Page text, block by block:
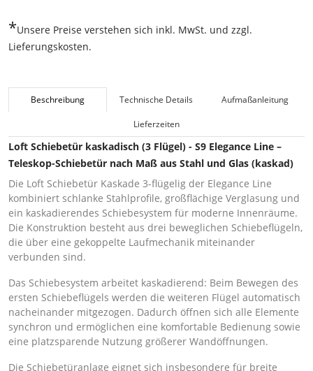
*Unsere Preise verstehen sich inkl. MwSt. und zzgl.
Lieferungskosten.
Beschreibung Technische Details Aufmaßanleitung
Lieferzeiten
Loft Schiebetür kaskadisch (3 Flügel) - S9 Elegance Line –
Teleskop-Schiebetür nach Maß aus Stahl und Glas (kaskad)
Die Loft Schiebetür Kaskade 3-flügelig der Elegance Line
kombiniert schlanke Stahlprofile, großflächige Verglasung und
ein kaskadierendes Schiebesystem für moderne Innenräume.
Die Konstruktion besteht aus drei beweglichen Schiebeflügeln,
die über eine gekoppelte Laufmechanik miteinander
verbunden sind.
Das Schiebesystem arbeitet kaskadierend: Beim Bewegen des
ersten Schiebeflügels werden die weiteren Flügel automatisch
nacheinander mitgezogen. Dadurch öffnen sich alle Elemente
synchron und ermöglichen eine komfortable Bedienung sowie
eine platzsparende Nutzung größerer Wandöffnungen.
Die Schiebetüranlage eignet sich insbesondere für breite